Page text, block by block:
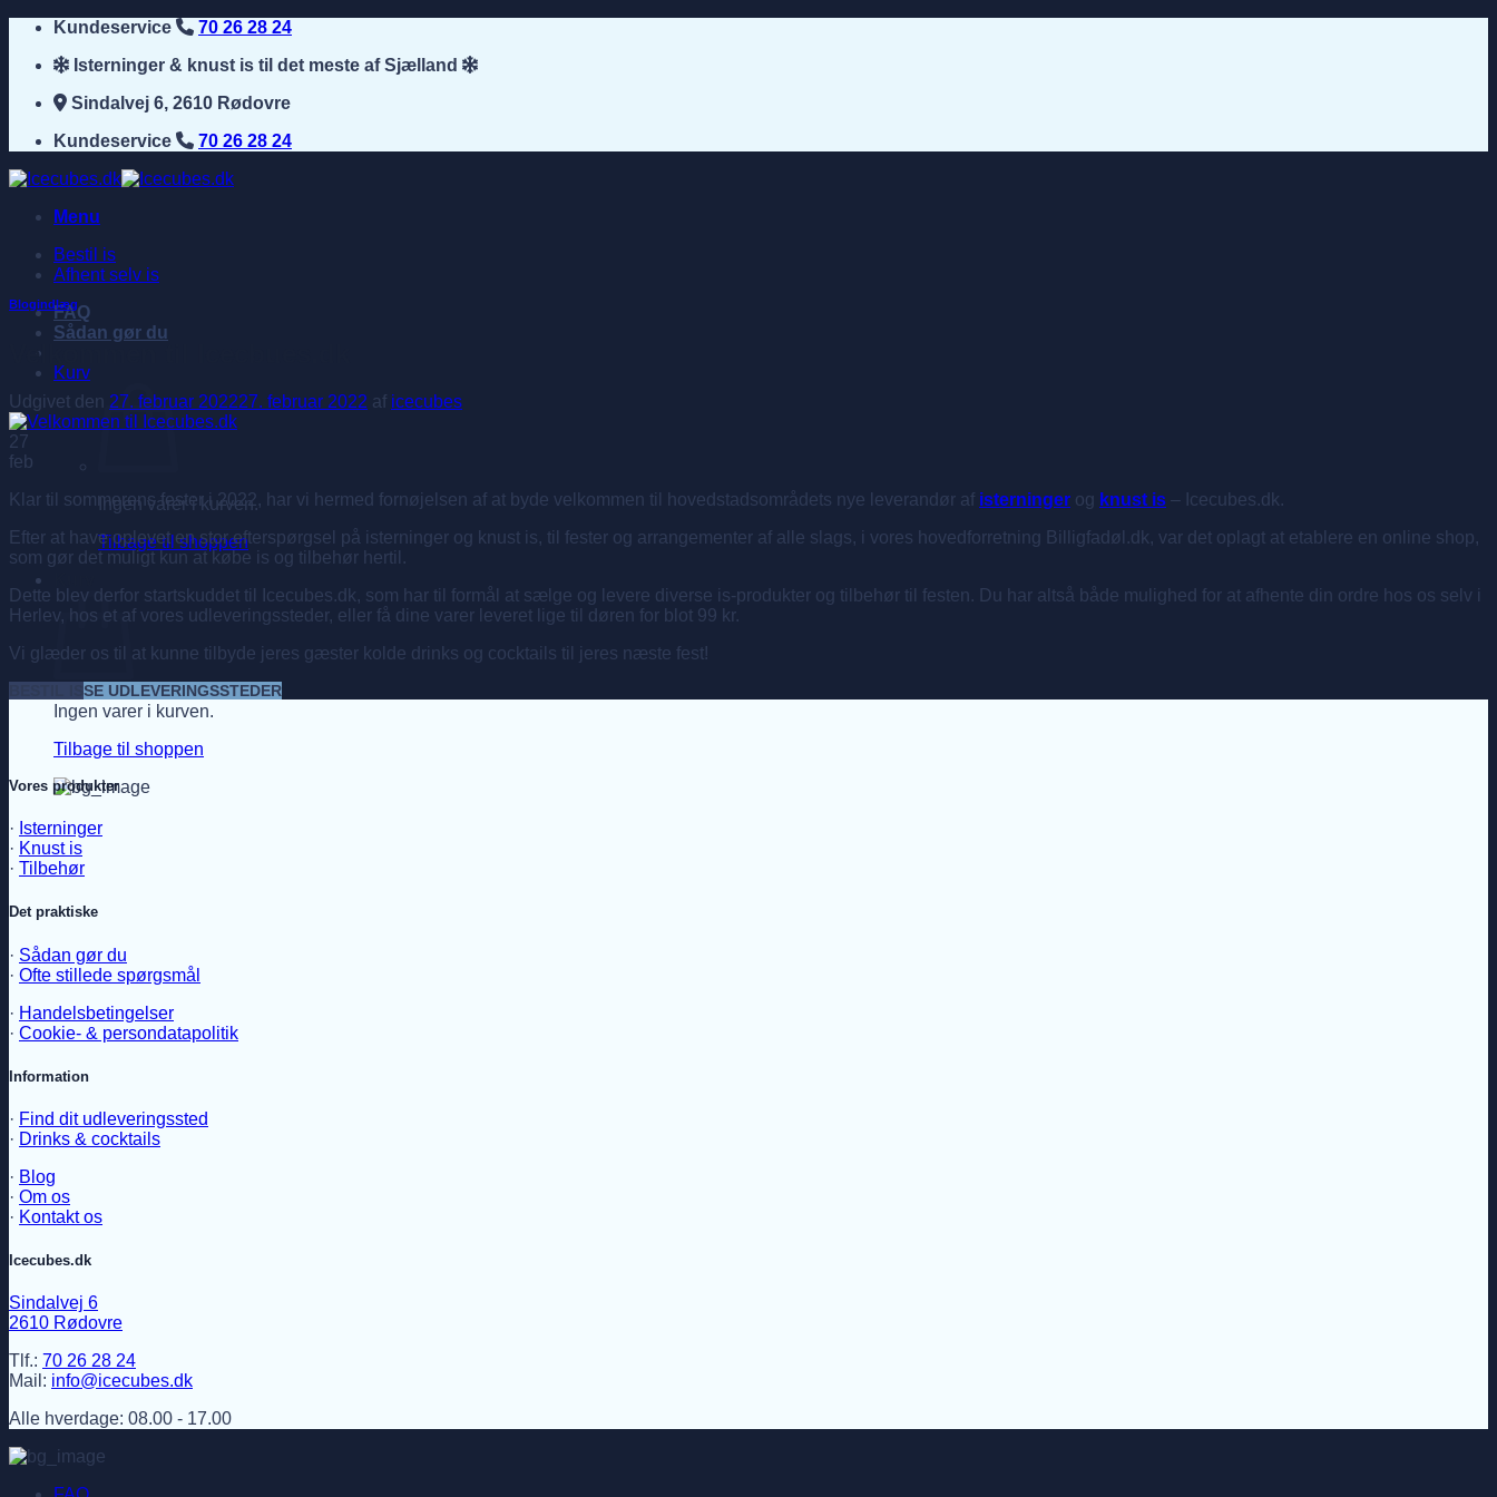
Fortsæt
indhold
Kundeservice
70 26 28 24
Isterninger & knust is til det meste af Sjælland
Sindalvej 6, 2610 Rødovre
Kundeservice
70 26 28 24
Menu
Bestil is
Afhent selv is
FAQ
Sådan gør du
Kurv
Ingen varer i kurven.
Tilbage til shoppen
Ingen varer i kurven.
Tilbage til shoppen
Blogindlæg
Velkommen til Icecbues.dk
Udgivet den 27. februar 202227. februar 2022 af icecubes
27
feb
Klar til sommerens fester i 2022, har vi hermed fornøjelsen af at byde velkommen til hovedstadsområdets nye leverandør af isterninger og knust is – Icecubes.dk.
Efter at have oplevet en stor efterspørgsel på isterninger og knust is, til fester og arrangementer af alle slags, i vores hovedforretning Billigfadøl.dk, var det oplagt at etablere en online shop,
som gør det muligt kun at købe is og tilbehør hertil.
Dette blev derfor startskuddet til Icecubes.dk, som har til formål at sælge og levere diverse is-produkter og tilbehør til festen. Du har altså både mulighed for at afhente din ordre hos os selv i
Herlev, hos et af vores udleveringssteder, eller få dine varer leveret lige til døren for blot 99 kr.
Vi glæder os til at kunne tilbyde jeres gæster kolde drinks og cocktails til jeres næste fest!
SE UDLEVERINGSSTEDER
Vores produkter
· Isterninger
· Knust is
· Tilbehør
Det praktiske
· Sådan gør du
· Ofte stillede spørgsmål
· Handelsbetingelser
· Cookie- & persondatapolitik
Information
· Find dit udleveringssted
· Drinks & cocktails
· Blog
· Om os
· Kontakt os
Icecubes.dk
Sindalvej 6
2610 Rødovre
Tlf.: 70 26 28 24
Mail: info@icecubes.dk
Alle hverdage: 08.00 - 17.00